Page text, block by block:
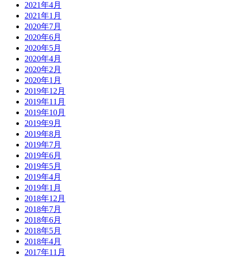
2021年4月
2021年1月
2020年7月
2020年6月
2020年5月
2020年4月
2020年2月
2020年1月
2019年12月
2019年11月
2019年10月
2019年9月
2019年8月
2019年7月
2019年6月
2019年5月
2019年4月
2019年1月
2018年12月
2018年7月
2018年6月
2018年5月
2018年4月
2017年11月